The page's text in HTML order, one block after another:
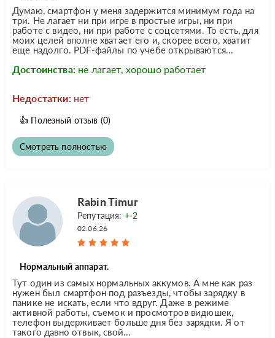
Думаю, смартфон у меня задержится минимум года на
три. Не лагает ни при игре в простые игры, ни при
работе с видео, ни при работе с соцсетями. То есть, для
моих целей вполне хватает его и, скорее всего, хватит
еще надолго. PDF-файлы по учебе открываются...
Достоинства: не лагает, хорошо работает
Недостатки: нет
👍 Полезный отзыв (0)
Смотреть полностью
Rabin Timur
Репутация: +-2
02.06.26
Нормальный аппарат.
Тут один из самых нормальных аккумов. А мне как раз
нужен был смартфон под разъезды, чтобы зарядку в
панике не искать, если что вдруг. Даже в режиме
активной работы, съемок и просмотров видюшек,
телефон выдерживает больше дня без зарядки. Я от
такого давно отвык, свой...